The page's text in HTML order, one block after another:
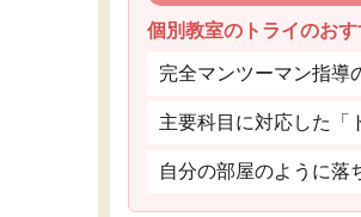
個別教室のトライのお
完全マンツーマン指導
主要科目に対応した「
自分の部屋のように落